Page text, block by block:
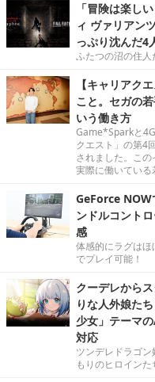
「冒険は楽し
ィ ヴァリアン
っぷり沈んだ4
ふたつの沼の住人
【キャリアク
こと。セガの
いう働き方
Game*Sparkと
クエスト」の第4
されました。こ
実際に働いている
GeForce
ンドルコント
感
体感的にラグは
でプレイ可能！
クーデレから
りな人外娘た
少女」テーマ
対応
ツンデレドラゴ
もりのヒロインた